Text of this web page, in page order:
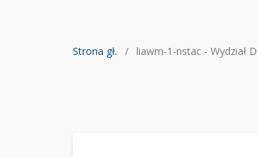
Strona gł. liawm-1-nstac - Wydział Dziennikarstwa Informacji i Bibliologii UW